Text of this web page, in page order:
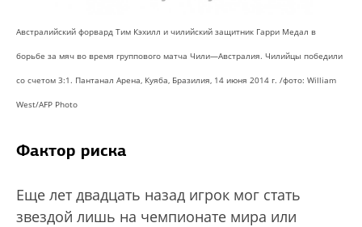
Австралийский форвард Тим Кэхилл и чилийский защитник Гарри Медал в
борьбе за мяч во время группового матча Чили—Австралия. Чилийцы победили
со счетом 3:1. Пантанал Арена, Куяба, Бразилия, 14 июня 2014 г. /фото: William
West/AFP Photo
Фактор риска
Еще лет двадцать назад игрок мог стать
звездой лишь на чемпионате мира или